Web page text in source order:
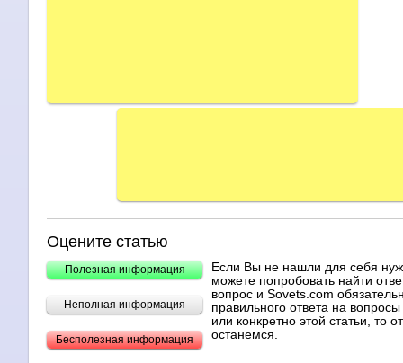
Оцените статью
Полезная информация
Неполная информация
Бесполезная информация
Если Вы не нашли для себя
можете попробовать найти
вопрос и Sovets.com
правильного ответа на
или конкретно этой статьи, то
останемся.